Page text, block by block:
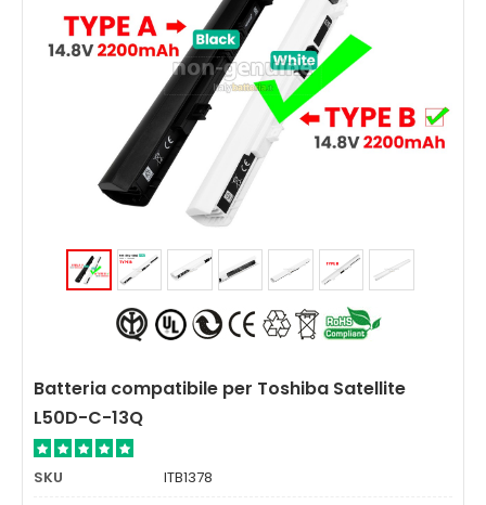
Batteria compatibile per Toshiba Satellite
L50D-C-13Q
SKU
ITB1378